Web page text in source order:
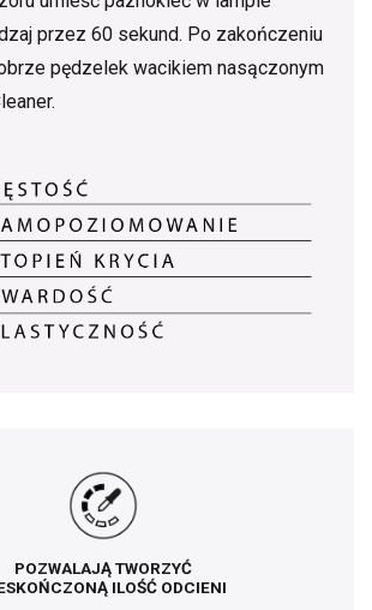
przez 60 sekund. Po zakończeniu
pędzelek wacikiem nasączonym
POZWALAJĄ TWORZYĆ
ILOŚĆ ODCIENI